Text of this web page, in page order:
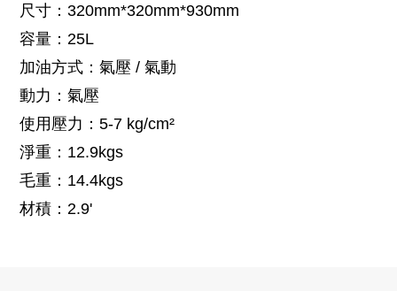
尺寸：320mm*320mm*930mm
容量：25L
加油方式：氣壓 / 氣動
動力：氣壓
使用壓力：5-7 kg/cm²
淨重：12.9kgs
毛重：14.4kgs
材積：2.9'